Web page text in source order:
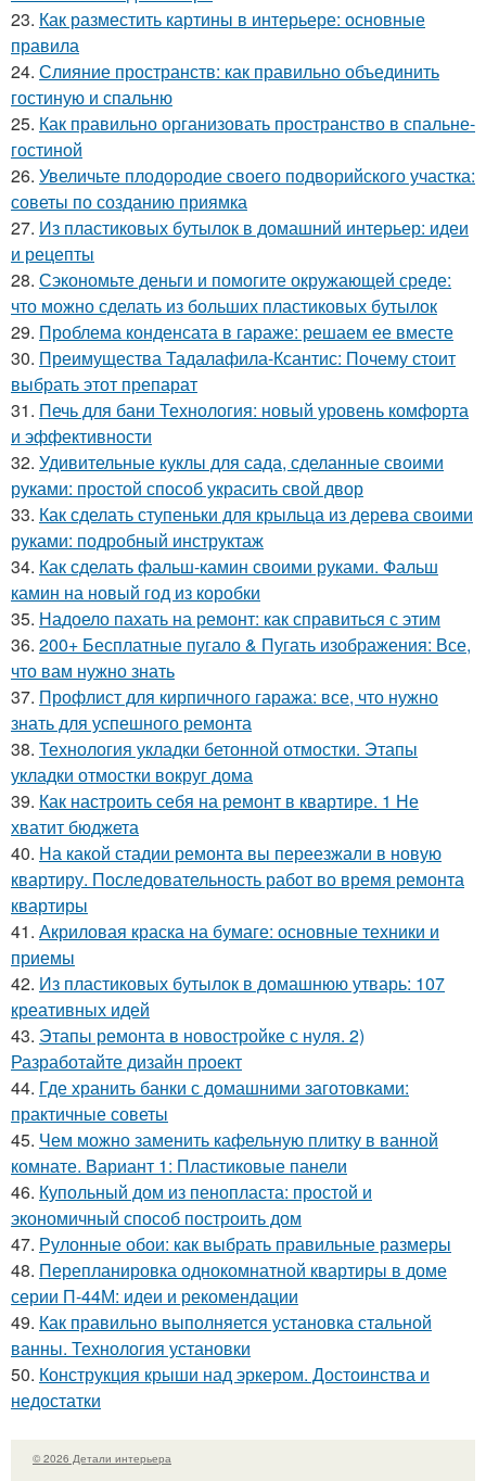
23. Как разместить картины в интерьере: основные
правила
24. Слияние пространств: как правильно объединить
гостиную и спальню
25. Как правильно организовать пространство в спальне-
гостиной
26. Увеличьте плодородие своего подворийского участка:
советы по созданию приямка
27. Из пластиковых бутылок в домашний интерьер: идеи
и рецепты
28. Сэкономьте деньги и помогите окружающей среде:
что можно сделать из больших пластиковых бутылок
29. Проблема конденсата в гараже: решаем ее вместе
30. Преимущества Тадалафила-Ксантис: Почему стоит
выбрать этот препарат
31. Печь для бани Технология: новый уровень комфорта
и эффективности
32. Удивительные куклы для сада, сделанные своими
руками: простой способ украсить свой двор
33. Как сделать ступеньки для крыльца из дерева своими
руками: подробный инструктаж
34. Как сделать фальш-камин своими руками. Фальш
камин на новый год из коробки
35. Надоело пахать на ремонт: как справиться с этим
36. 200+ Бесплатные пугало & Пугать изображения: Все,
что вам нужно знать
37. Профлист для кирпичного гаража: все, что нужно
знать для успешного ремонта
38. Технология укладки бетонной отмостки. Этапы
укладки отмостки вокруг дома
39. Как настроить себя на ремонт в квартире. 1 Не
хватит бюджета
40. На какой стадии ремонта вы переезжали в новую
квартиру. Последовательность работ во время ремонта
квартиры
41. Акриловая краска на бумаге: основные техники и
приемы
42. Из пластиковых бутылок в домашнюю утварь: 107
креативных идей
43. Этапы ремонта в новостройке с нуля. 2)
Разработайте дизайн проект
44. Где хранить банки с домашними заготовками:
практичные советы
45. Чем можно заменить кафельную плитку в ванной
комнате. Вариант 1: Пластиковые панели
46. Купольный дом из пенопласта: простой и
экономичный способ построить дом
47. Рулонные обои: как выбрать правильные размеры
48. Перепланировка однокомнатной квартиры в доме
серии П-44М: идеи и рекомендации
49. Как правильно выполняется установка стальной
ванны. Технология установки
50. Конструкция крыши над эркером. Достоинства и
недостатки
© 2026 Детали интерьера